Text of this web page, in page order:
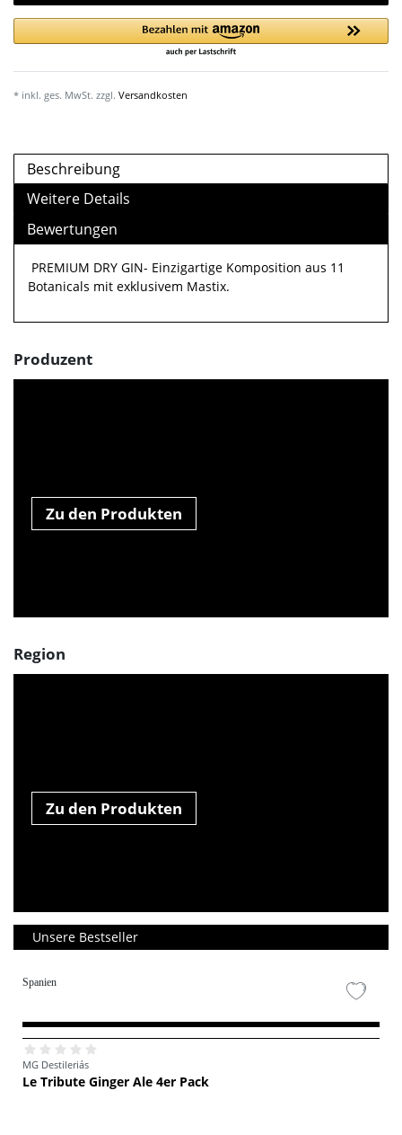
* inkl. ges. MwSt. zzgl. Versandkosten
Beschreibung
Weitere Details
Bewertungen
PREMIUM DRY GIN- Einzigartige Komposition aus 11
Botanicals mit exklusivem Mastix.
Produzent
Zu den Produkten
Region
Zu den Produkten
Unsere Bestseller
Spanien
MG Destileriás
Le Tribute Ginger Ale 4er Pack